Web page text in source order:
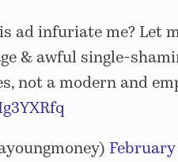
ad infuriate me? Let
& awful single-
not a modern and
February